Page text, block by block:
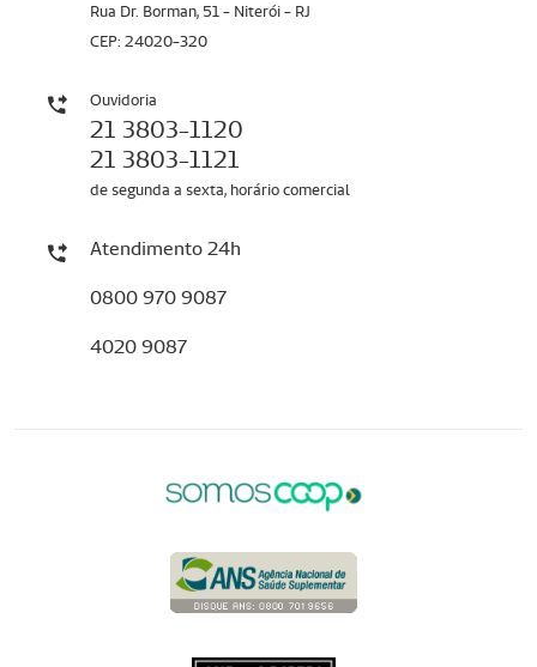
Rua Dr. Borman, 51 - Niterói - RJ
CEP: 24020-320
Ouvidoria
21 3803-1120
21 3803-1121
de segunda a sexta, horário comercial
Atendimento 24h
0800 970 9087
4020 9087